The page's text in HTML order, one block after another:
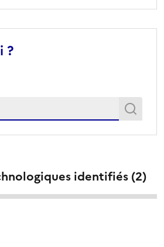
?
Recherche
identifiés (2)